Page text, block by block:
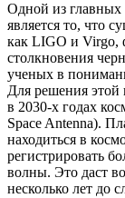
Одной из
является то, что
как LIGO и Virgo,
столкновения
ученых в
Для решения этой
в 2030-х годах
Space Antenna).
находиться в
регистрировать
волны. Это даст
несколько лет до